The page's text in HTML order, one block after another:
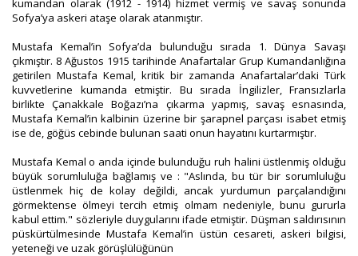
kumandan olarak (1912 - 1914) hizmet vermiş ve savaş sonunda
Sofya’ya askeri ataşe olarak atanmıştır.
Mustafa Kemal’in Sofya’da bulunduğu sırada 1. Dünya Savaşı
çıkmıştır. 8 Ağustos 1915 tarihinde Anafartalar Grup Kumandanlığına
getirilen Mustafa Kemal, kritik bir zamanda Anafartalar’daki Türk
kuvvetlerine kumanda etmiştir. Bu sırada İngilizler, Fransızlarla
birlikte Çanakkale Boğazı’na çıkarma yapmış, savaş esnasında,
Mustafa Kemal’in kalbinin üzerine bir şarapnel parçası isabet etmiş
ise de, göğüs cebinde bulunan saati onun hayatını kurtarmıştır.
Mustafa Kemal o anda içinde bulunduğu ruh halini üstlenmiş olduğu
büyük sorumluluğa bağlamış ve : "Aslında, bu tür bir sorumluluğu
üstlenmek hiç de kolay değildi, ancak yurdumun parçalandığını
görmektense ölmeyi tercih etmiş olmam nedeniyle, bunu gururla
kabul ettim." sözleriyle duygularını ifade etmiştir. Düşman saldırısının
püskürtülmesinde Mustafa Kemal’in üstün cesareti, askeri bilgisi,
yeteneği ve uzak görüşlülüğünün